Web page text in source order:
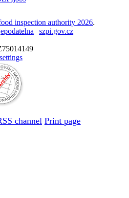
inspection authority 2026.
epodatelna
szpi.gov.cz
channel Print page